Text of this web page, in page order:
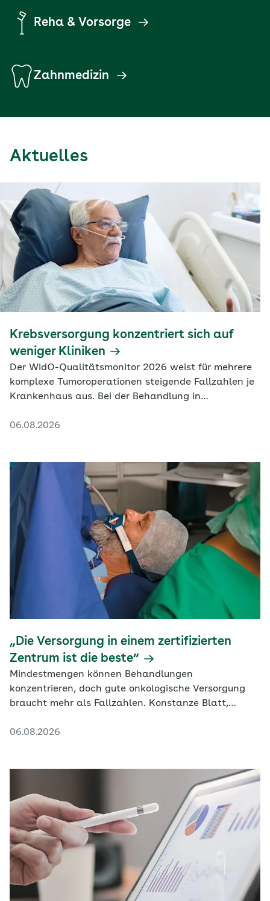
Reha & Vorsorge
Zahnmedizin
Aktuelles
06.08.2026
Krebsversorgung konzentriert sich auf
weniger Kliniken
Der WIdO-Qualitätsmonitor 2026 weist für mehrere
komplexe Tumoroperationen steigende Fallzahlen je
Krankenhaus aus. Bei der Behandlung in
deutlich schwächer aus.
06.08.2026
„Die Versorgung in einem zertifizierten
Zentrum ist die beste“
Mindestmengen können Behandlungen
konzentrieren, doch gute onkologische Versorgung
braucht mehr als Fallzahlen. Konstanze Blatt,
Steuerung in zertifizierten Zentren bislang nicht